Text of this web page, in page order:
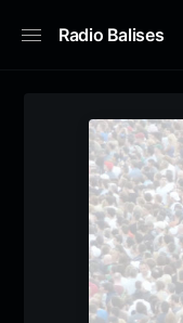
Radio Balises